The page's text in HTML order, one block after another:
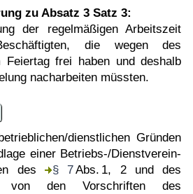
zu Absatz 3 Satz 3:
der regelmäßigen Arbeitszeit
die wegen des
Feiertag frei haben und deshalb
nacharbeiten müssten.
dienstlichen Gründen
einer Betriebs-/Dienst­ver­ein­
des
§ 7Abs. 1, 2 und des
von den Vorschriften des